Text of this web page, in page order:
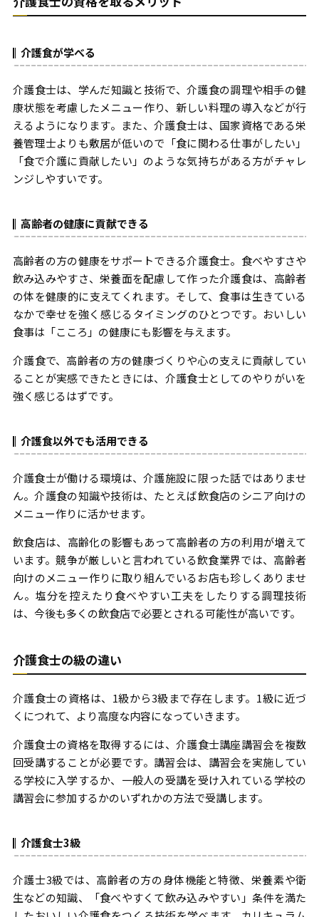
介護食が学べる
介護食士は、学んだ知識と技術で、介護食の調理や相手の健
康状態を考慮したメニュー作り、新しい料理の導入などが行
えるようになります。また、介護食士は、国家資格である栄
養管理士よりも敷居が低いので「食に関わる仕事がしたい」
「食で介護に貢献したい」のような気持ちがある方がチャレ
ンジしやすいです。
高齢者の健康に貢献できる
高齢者の方の健康をサポートできる介護食士。食べやすさや
飲み込みやすさ、栄養面を配慮して作った介護食は、高齢者
の体を健康的に支えてくれます。そして、食事は生きている
なかで幸せを強く感じるタイミングのひとつです。おいしい
食事は「こころ」の健康にも影響を与えます。
介護食で、高齢者の方の健康づくりや心の支えに貢献してい
ることが実感できたときには、介護食士としてのやりがいを
強く感じるはずです。
介護食以外でも活用できる
介護食士が働ける環境は、介護施設に限った話ではありませ
ん。介護食の知識や技術は、たとえば飲食店のシニア向けの
メニュー作りに活かせます。
飲食店は、高齢化の影響もあって高齢者の方の利用が増えて
います。競争が厳しいと言われている飲食業界では、高齢者
向けのメニュー作りに取り組んでいるお店も珍しくありませ
ん。塩分を控えたり食べやすい工夫をしたりする調理技術
は、今後も多くの飲食店で必要とされる可能性が高いです。
介護食士の級の違い
介護食士の資格は、1級から3級まで存在します。1級に近づ
くにつれて、より高度な内容になっていきます。
介護食士の資格を取得するには、介護食士講座講習会を複数
回受講することが必要です。講習会は、講習会を実施してい
る学校に入学するか、一般人の受講を受け入れている学校の
講習会に参加するかのいずれかの方法で受講します。
介護食士3級
介護士3級では、高齢者の方の身体機能と特徴、栄養素や衛
生などの知識、「食べやすくて飲み込みやすい」条件を満た